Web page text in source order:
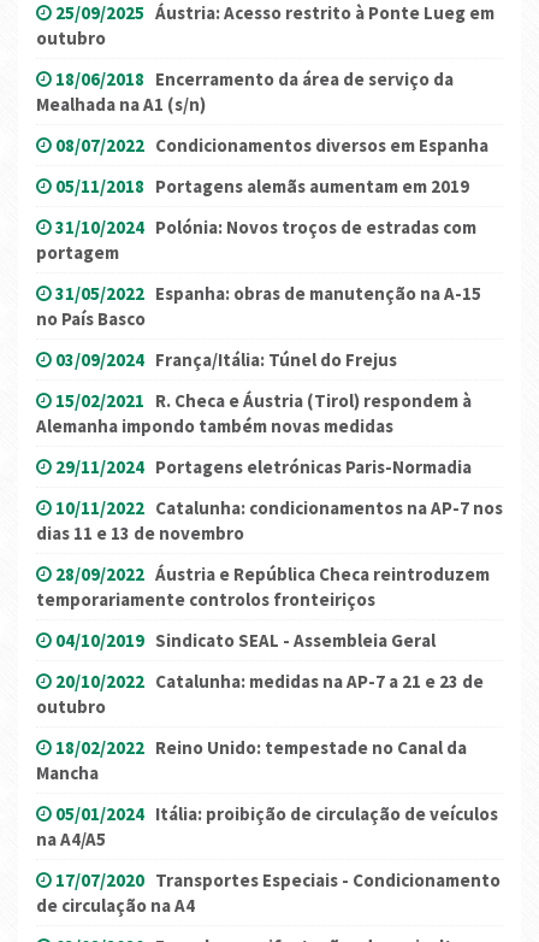
25/09/2025 Áustria: Acesso restrito à Ponte Lueg em
outubro
18/06/2018 Encerramento da área de serviço da
Mealhada na A1 (s/n)
08/07/2022 Condicionamentos diversos em Espanha
05/11/2018 Portagens alemãs aumentam em 2019
31/10/2024 Polónia: Novos troços de estradas com
portagem
31/05/2022 Espanha: obras de manutenção na A-15
no País Basco
03/09/2024 França/Itália: Túnel do Frejus
15/02/2021 R. Checa e Áustria (Tirol) respondem à
Alemanha impondo também novas medidas
29/11/2024 Portagens eletrónicas Paris-Normadia
10/11/2022 Catalunha: condicionamentos na AP-7 nos
dias 11 e 13 de novembro
28/09/2022 Áustria e República Checa reintroduzem
temporariamente controlos fronteiriços
04/10/2019 Sindicato SEAL - Assembleia Geral
20/10/2022 Catalunha: medidas na AP-7 a 21 e 23 de
outubro
18/02/2022 Reino Unido: tempestade no Canal da
Mancha
05/01/2024 Itália: proibição de circulação de veículos
na A4/A5
17/07/2020 Transportes Especiais - Condicionamento
de circulação na A4